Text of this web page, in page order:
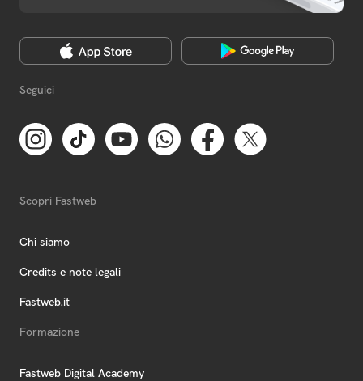
Seguici
Scopri Fastweb
Chi siamo
Credits e note legali
Fastweb.it
Formazione
Fastweb Digital Academy